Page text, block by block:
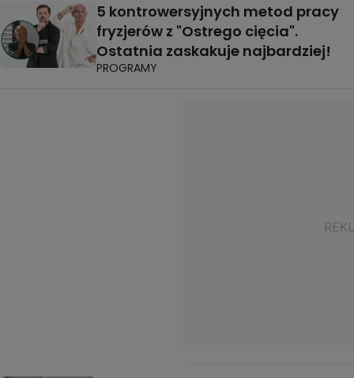
5 kontrowersyjnych metod pracy
fryzjerów z "Ostrego cięcia".
Ostatnia zaskakuje najbardziej!
PROGRAMY